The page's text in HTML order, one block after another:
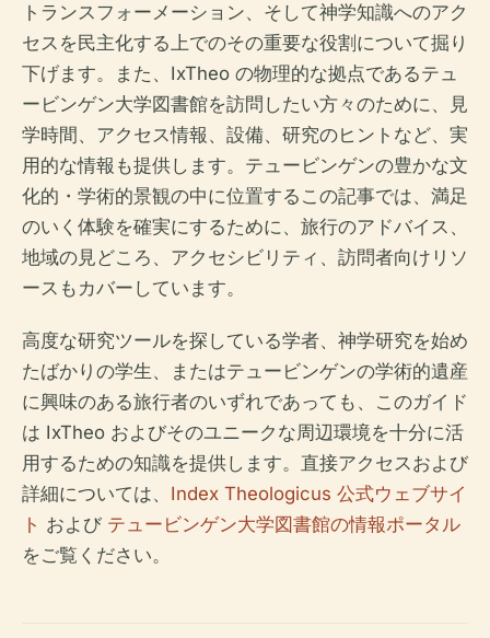
トランスフォーメーション、そして神学知識へのアク
セスを民主化する上でのその重要な役割について掘り
下げます。また、IxTheo の物理的な拠点であるテュ
ービンゲン大学図書館を訪問したい方々のために、見
学時間、アクセス情報、設備、研究のヒントなど、実
用的な情報も提供します。テュービンゲンの豊かな文
化的・学術的景観の中に位置するこの記事では、満足
のいく体験を確実にするために、旅行のアドバイス、
地域の見どころ、アクセシビリティ、訪問者向けリソ
ースもカバーしています。
高度な研究ツールを探している学者、神学研究を始め
たばかりの学生、またはテュービンゲンの学術的遺産
に興味のある旅行者のいずれであっても、このガイド
は IxTheo およびそのユニークな周辺環境を十分に活
用するための知識を提供します。直接アクセスおよび
詳細については、 Index Theologicus 公式ウェブサイ
ト および テュービンゲン大学図書館の情報ポータル
をご覧ください。